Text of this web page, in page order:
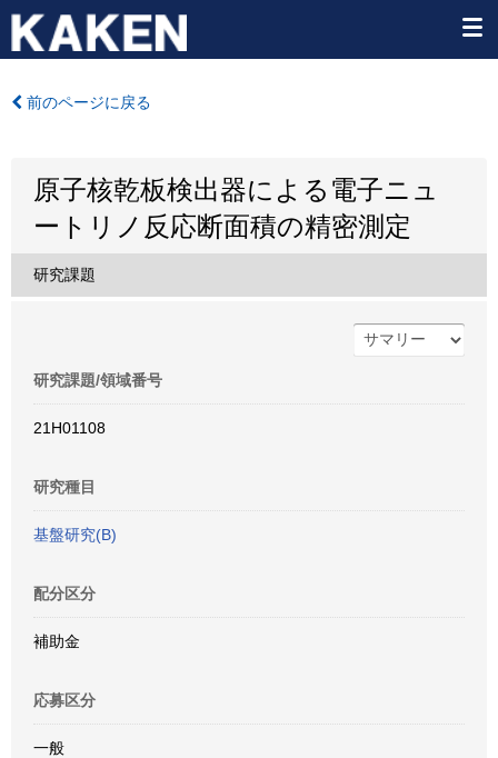
前のページに戻る
原子核乾板検出器による電子ニュ
ートリノ反応断面積の精密測定
研究課題
研究課題/領域番号
21H01108
研究種目
基盤研究(B)
配分区分
補助金
応募区分
一般